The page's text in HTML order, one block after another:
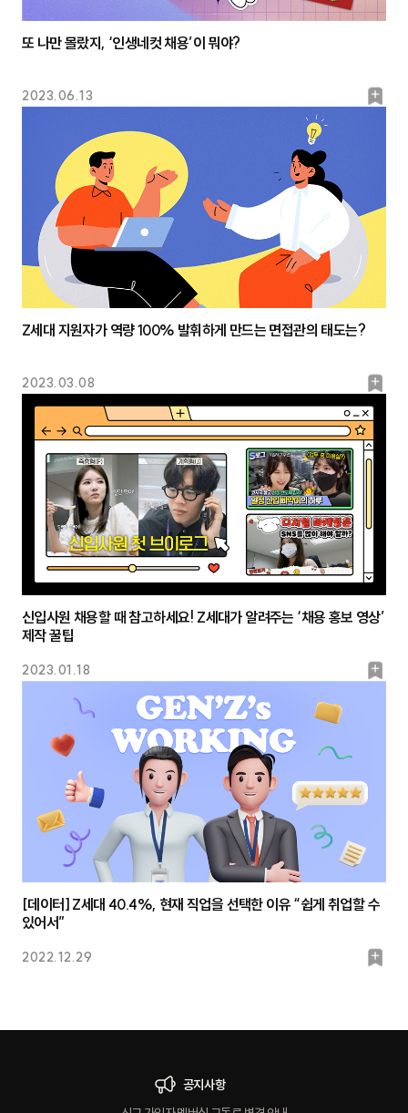
2023.06.13
북
또 나만 몰랐지, ‘인생네컷 채용’이 뭐야?
2023.03.08
북
마
크
Z세대 지원자가 역량 100% 발휘하게 만드는 면접관의 태도는?
2023.01.18
북
신입사원 채용할 때 참고하세요! Z세대가 알려주는 ‘채용 홍보 영상’
제작 꿀팁
2022.12.29
북
[데이터] Z세대 40.4%, 현재 직업을 선택한 이유 “쉽게 취업할 수
있어서”
공지사항